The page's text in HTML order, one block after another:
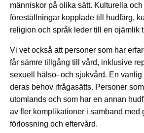
människor på olika sätt. Kulturella
föreställningar kopplade till hudfärg,
religion och språk leder till en ojämlik
Vi vet också att personer som har
får sämre tillgång till vård, inklusive
sexuell hälso- och sjukvård. En
deras behov ifrågasätts. Personer
utomlands och som har en annan
av fler komplikationer i samband med
förlossning och eftervård.